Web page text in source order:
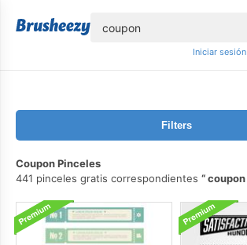
Iniciar sesión
Filters
Coupon Pinceles
441 pinceles gratis correspondientes
coupon